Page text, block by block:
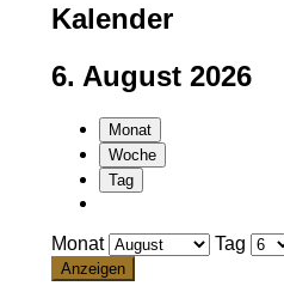
Kalender
6. August 2026
Monat
Woche
Tag
Monat Tag